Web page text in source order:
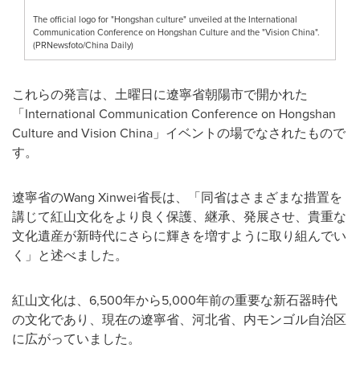
The official logo for "Hongshan culture" unveiled at the International
Communication Conference on Hongshan Culture and the "Vision China".
(PRNewsfoto/China Daily)
これらの発言は、土曜日に遼寧省朝陽市で開かれた
「International Communication Conference on Hongshan
Culture and Vision China」イベントの場でなされたもので
す。
遼寧省のWang Xinwei省長は、「同省はさまざまな措置を
講じて紅山文化をより良く保護、継承、発展させ、貴重な
文化遺産が新時代にさらに輝きを増すように取り組んでい
く」と述べました。
紅山文化は、6,500年から5,000年前の重要な新石器時代
の文化であり、現在の遼寧省、河北省、内モンゴル自治区
に広がっていました。